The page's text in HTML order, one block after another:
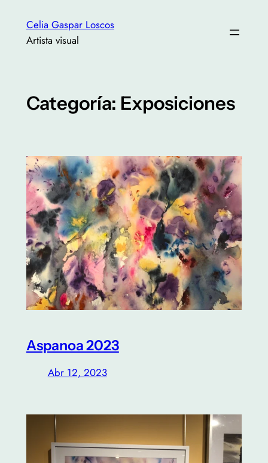
contenido
Celia Gaspar Loscos
Artista visual
Categoría: Exposiciones
Aspanoa 2023
Abr 12, 2023